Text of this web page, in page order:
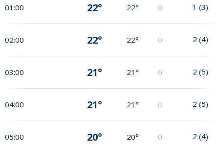
01:00 22° 22° 0 1 (3)
02:00 22° 22° 0 2 (4)
03:00 21° 21° 0 2 (5)
04:00 21° 21° 0 2 (5)
05:00 20° 20° 0 2 (4)